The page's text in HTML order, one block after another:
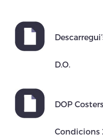
D.O.
DOP
Condicions